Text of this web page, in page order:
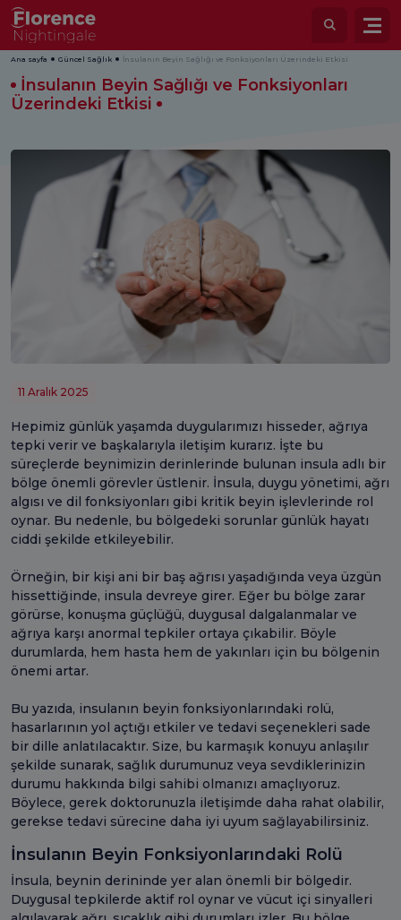
Ana sayfa Güncel Sağlık İnsulanın Beyin Sağlığı ve Fonksiyonları Üzerindeki Etkisi
İnsulanın Beyin Sağlığı ve Fonksiyonları
Üzerindeki Etkisi
11 Aralık 2025
Hepimiz günlük yaşamda duygularımızı hisseder, ağrıya
tepki verir ve başkalarıyla iletişim kurarız. İşte bu
süreçlerde beynimizin derinlerinde bulunan insula adlı bir
bölge önemli görevler üstlenir. İnsula, duygu yönetimi, ağrı
algısı ve dil fonksiyonları gibi kritik beyin işlevlerinde rol
oynar. Bu nedenle, bu bölgedeki sorunlar günlük hayatı
ciddi şekilde etkileyebilir.
Örneğin, bir kişi ani bir baş ağrısı yaşadığında veya üzgün
hissettiğinde, insula devreye girer. Eğer bu bölge zarar
görürse, konuşma güçlüğü, duygusal dalgalanmalar ve
ağrıya karşı anormal tepkiler ortaya çıkabilir. Böyle
durumlarda, hem hasta hem de yakınları için bu bölgenin
önemi artar.
Bu yazıda, insulanın beyin fonksiyonlarındaki rolü,
hasarlarının yol açtığı etkiler ve tedavi seçenekleri sade
bir dille anlatılacaktır. Size, bu karmaşık konuyu anlaşılır
şekilde sunarak, sağlık durumunuz veya sevdiklerinizin
durumu hakkında bilgi sahibi olmanızı amaçlıyoruz.
Böylece, gerek doktorunuzla iletişimde daha rahat olabilir,
gerekse tedavi sürecine daha iyi uyum sağlayabilirsiniz.
İnsulanın Beyin Fonksiyonlarındaki Rolü
İnsula, beynin derininde yer alan önemli bir bölgedir.
Duygusal tepkilerde aktif rol oynar ve vücut içi sinyalleri